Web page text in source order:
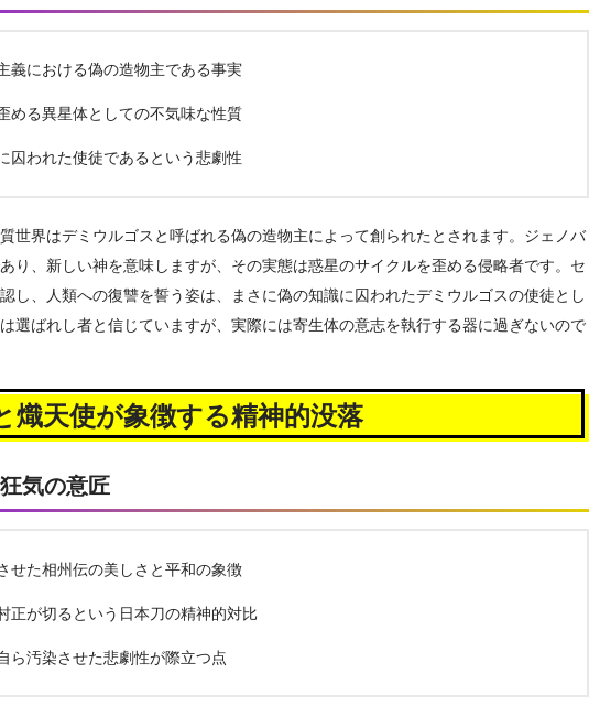
義における偽の造物主である事実
める異星体としての不気味な性質
囚われた使徒であるという悲劇性
世界はデミウルゴスと呼ばれる偽の造物主によって創られたとされます。ジェノバ
り、新しい神を意味しますが、その実態は惑星のサイクルを歪める侵略者です。セ
し、人類への復讐を誓う姿は、まさに偽の知識に囚われたデミウルゴスの使徒とし
選ばれし者と信じていますが、実際には寄生体の意志を執行する器に過ぎないので
熾天使が象徴する精神的没落
気の意匠
せた相州伝の美しさと平和の象徴
正が切るという日本刀の精神的対比
ら汚染させた悲劇性が際立つ点